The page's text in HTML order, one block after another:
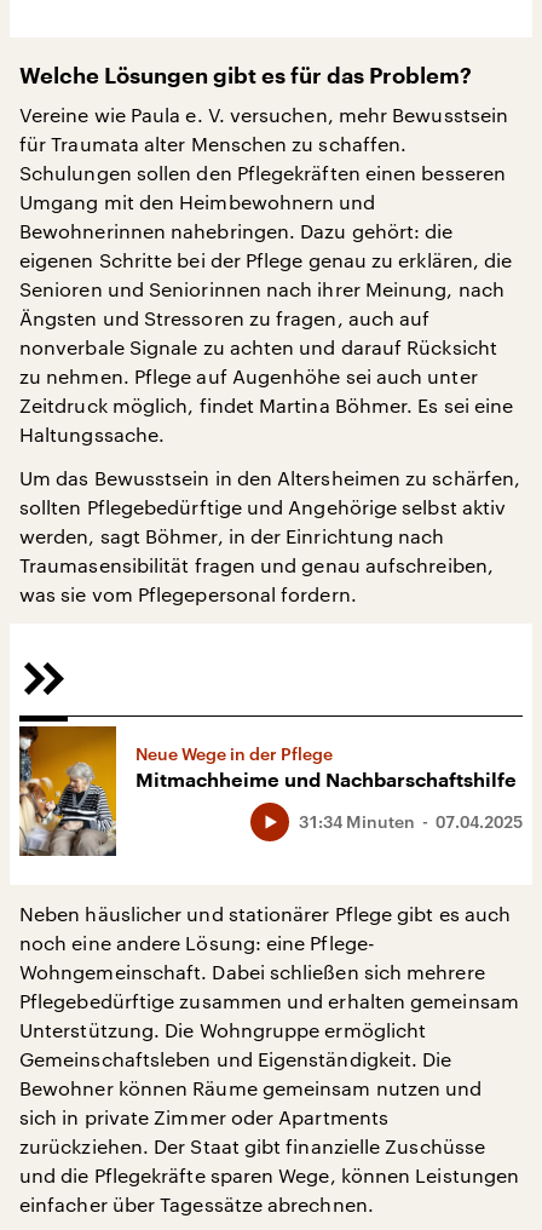
Welche Lösungen gibt es für das Problem?
Vereine wie Paula e. V. versuchen, mehr Bewusstsein
für Traumata alter Menschen zu schaffen.
Schulungen sollen den Pflegekräften einen besseren
Umgang mit den Heimbewohnern und
Bewohnerinnen nahebringen. Dazu gehört: die
eigenen Schritte bei der Pflege genau zu erklären, die
Senioren und Seniorinnen nach ihrer Meinung, nach
Ängsten und Stressoren zu fragen, auch auf
nonverbale Signale zu achten und darauf Rücksicht
zu nehmen. Pflege auf Augenhöhe sei auch unter
Zeitdruck möglich, findet Martina Böhmer. Es sei eine
Haltungssache.
Um das Bewusstsein in den Altersheimen zu schärfen,
sollten Pflegebedürftige und Angehörige selbst aktiv
werden, sagt Böhmer, in der Einrichtung nach
Traumasensibilität fragen und genau aufschreiben,
was sie vom Pflegepersonal fordern.
Neue Wege in der Pflege
Mitmachheime und Nachbarschaftshilfe
07.04.2025
31:34 Minuten
Neben häuslicher und stationärer Pflege gibt es auch
noch eine andere Lösung: eine Pflege-
Wohngemeinschaft. Dabei schließen sich mehrere
Pflegebedürftige zusammen und erhalten gemeinsam
Unterstützung. Die Wohngruppe ermöglicht
Gemeinschaftsleben und Eigenständigkeit. Die
Bewohner können Räume gemeinsam nutzen und
sich in private Zimmer oder Apartments
zurückziehen. Der Staat gibt finanzielle Zuschüsse
und die Pflegekräfte sparen Wege, können Leistungen
einfacher über Tagessätze abrechnen.